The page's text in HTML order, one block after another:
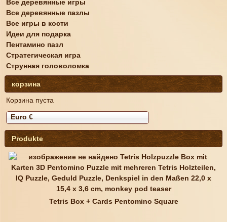
Все деревянные игры
Все деревянные пазлы
Все игры в кости
Идеи для подарка
Пентамино пазл
Стратегическая игра
Струнная головоломка
корзина
Корзина пуста
Euro €
Produkte
Tetris Box + Cards Pentomino Square